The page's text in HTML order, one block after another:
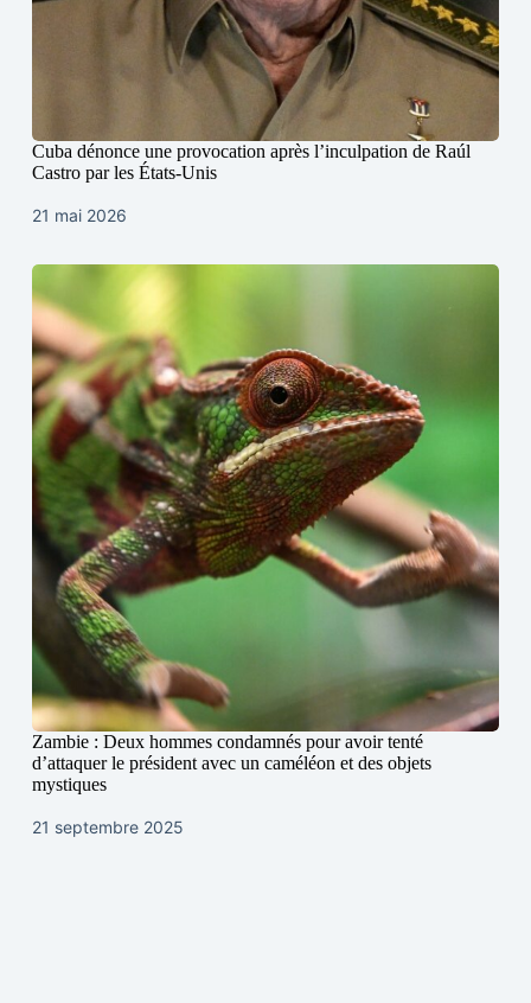
Cuba dénonce une provocation après l’inculpation de Raúl
Castro par les États-Unis
21 mai 2026
Zambie : Deux hommes condamnés pour avoir tenté
d’attaquer le président avec un caméléon et des objets
mystiques
21 septembre 2025